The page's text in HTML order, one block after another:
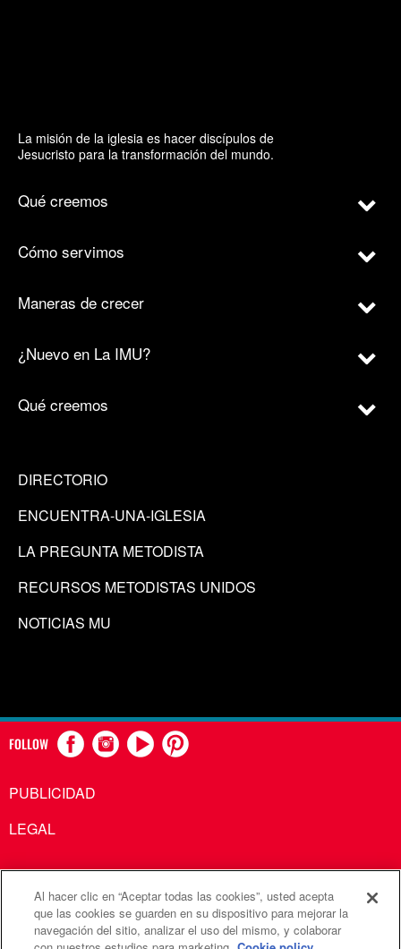
La misión de la iglesia es hacer discípulos de
Jesucristo para la transformación del mundo.
Qué creemos
Cómo servimos
Maneras de crecer
¿Nuevo en La IMU?
Qué creemos
DIRECTORIO
ENCUENTRA-UNA-IGLESIA
LA PREGUNTA METODISTA
RECURSOS METODISTAS UNIDOS
NOTICIAS MU
FOLLOW
PUBLICIDAD
LEGAL
Comunicaciones Metodistas Unidas es una agencia de la
Iglesia Metodista Unida
Al hacer clic en “Aceptar todas las cookies”, usted acepta
que las cookies se guarden en su dispositivo para mejorar la
navegación del sitio, analizar el uso del mismo, y colaborar